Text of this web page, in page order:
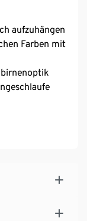
aufzuhängen
Farben mit
nach ca.
nach